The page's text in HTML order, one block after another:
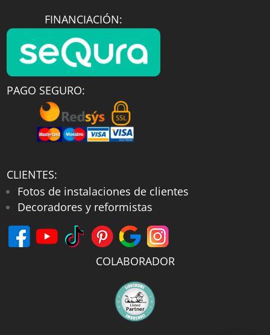
FINANCIACIÓN:
PAGO SEGURO:
CLIENTES:
Fotos de instalaciones de clientes
Decoradores y reformistas
COLABORADOR